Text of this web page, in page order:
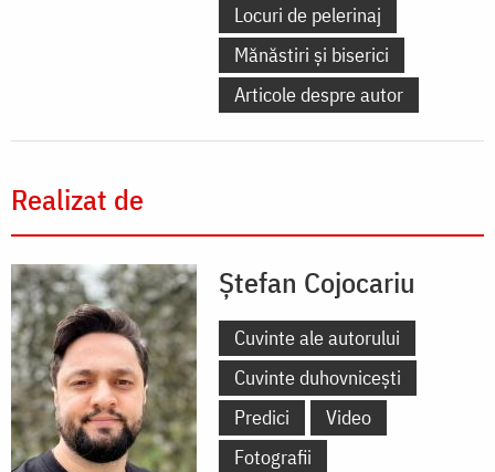
Locuri de pelerinaj
Mănăstiri și biserici
Articole despre autor
Realizat de
Ștefan Cojocariu
Cuvinte ale autorului
Cuvinte duhovnicești
Predici
Video
Fotografii